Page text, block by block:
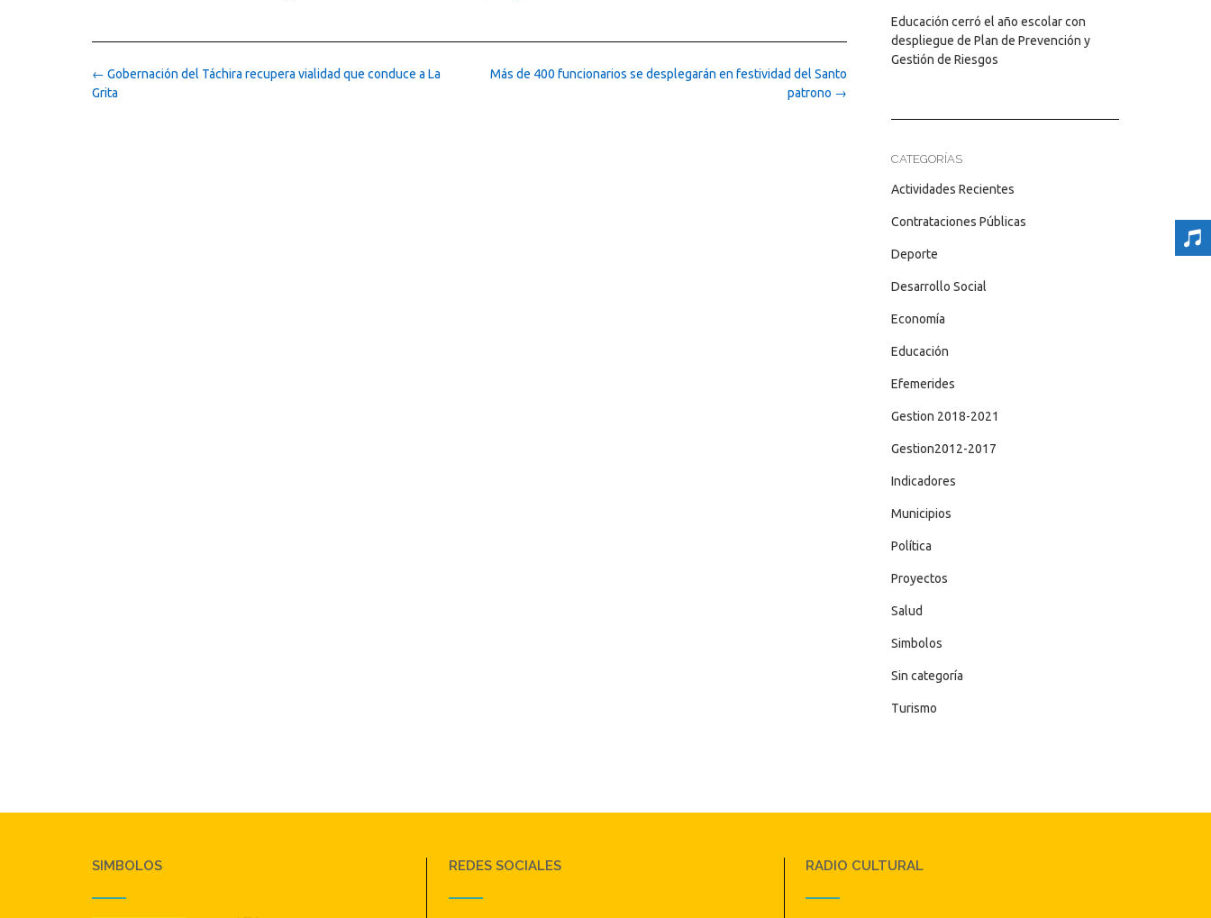
Post
navigation
Más de 400 funcionarios se desplegarán en festividad del Santo
patrono →
← Gobernación del Táchira recupera vialidad que conduce a La
Grita
Educación cerró el año escolar con
despliegue de Plan de Prevención y
Gestión de Riesgos
CATEGORÍAS
Actividades Recientes
Contrataciones Públicas
Deporte
Desarrollo Social
Economía
Educación
Efemerides
Gestion 2018-2021
Gestion2012-2017
Indicadores
Municipios
Política
Proyectos
Salud
Simbolos
Sin categoría
Turismo
SIMBOLOS REDES SOCIALES RADIO CULTURAL